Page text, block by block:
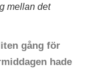
mellan det
gång för
hade